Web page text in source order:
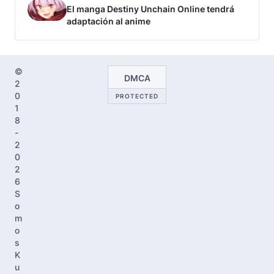
El manga Destiny Unchain Online tendrá
adaptación al anime
©
2
0
1
8
-
2
0
2
6
S
o
m
o
s
K
u
DMCA
PROTECTED